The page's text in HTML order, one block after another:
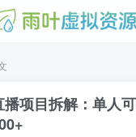
项目拆解：单人